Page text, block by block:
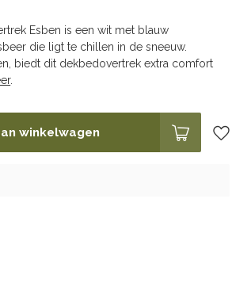
Esben is een wit met blauw
die ligt te chillen in de sneeuw.
biedt dit dekbedovertrek extra comfort
.
winkelwagen